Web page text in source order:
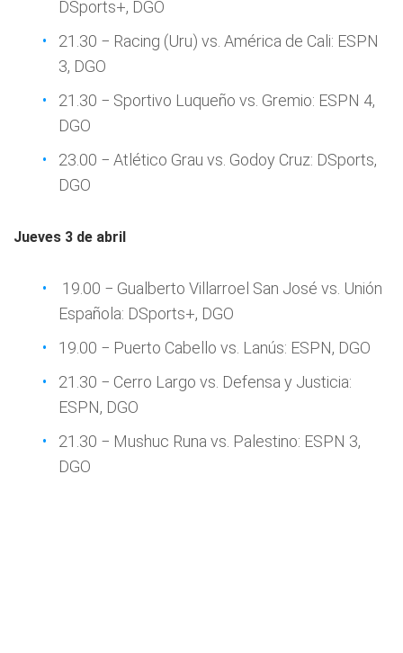
DSports+, DGO
21.30 − Racing (Uru) vs. América de Cali: ESPN
3, DGO
21.30 − Sportivo Luqueño vs. Gremio: ESPN 4,
DGO
23.00 − Atlético Grau vs. Godoy Cruz: DSports,
DGO
Jueves 3 de abril
19.00 − Gualberto Villarroel San José vs. Unión
Española: DSports+, DGO
19.00 − Puerto Cabello vs. Lanús: ESPN, DGO
21.30 − Cerro Largo vs. Defensa y Justicia:
ESPN, DGO
21.30 − Mushuc Runa vs. Palestino: ESPN 3,
DGO